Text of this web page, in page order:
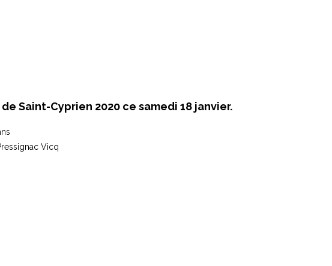
Saint-Cyprien 2020 ce samedi 18 janvier.
Vicq